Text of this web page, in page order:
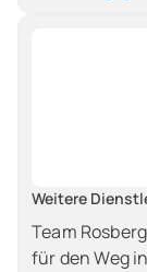
Weitere
Team
für den Weg